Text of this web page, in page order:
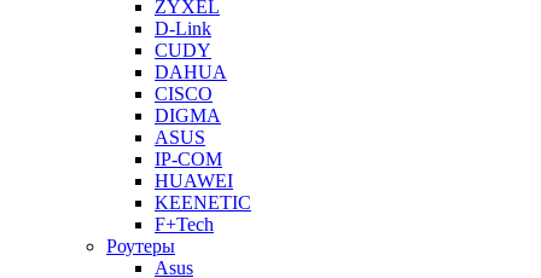
ZYXEL
D-Link
CUDY
DAHUA
CISCO
DIGMA
ASUS
IP-COM
HUAWEI
KEENETIC
F+Tech
Роутеры
Asus